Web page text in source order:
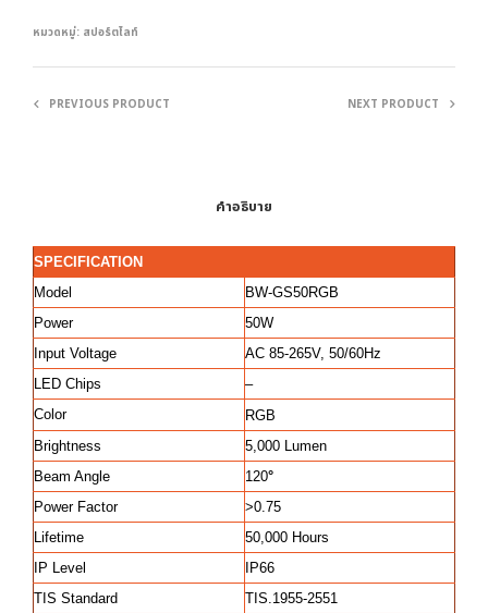
หมวดหมู่: สปอร์ตไลท์
PREVIOUS PRODUCT NEXT PRODUCT
คำอธิบาย
SPECIFICATION
Model
BW-GS50RGB
Power
50W
Input Voltage
AC 85-265V, 50/60Hz
LED Chips
–
Color
RGB
Brightness
5,000 Lumen
Beam Angle
120°
Power Factor
>0.75
Lifetime
50,000 Hours
IP Level
IP66
TIS Standard
TIS.1955-2551